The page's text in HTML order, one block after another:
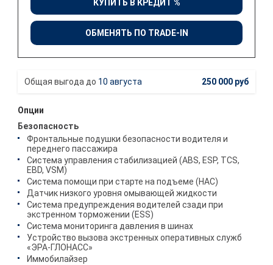
КУПИТЬ В КРЕДИТ %
ОБМЕНЯТЬ ПО TRADE-IN
10 августа 250 000 руб
Опции
Безопасность
Фронтальные подушки безопасности водителя и
переднего пассажира
Система управления стабилизацией (ABS, ESP, TCS,
EBD, VSM)
Система помощи при старте на подъеме (HAC)
Датчик низкого уровня омывающей жидкости
Система предупреждения водителей сзади при
экстренном торможении (ESS)
Система мониторинга давления в шинах
Устройство вызова экстренных оперативных служб
«ЭРА-ГЛОНАСС»
Иммобилайзер